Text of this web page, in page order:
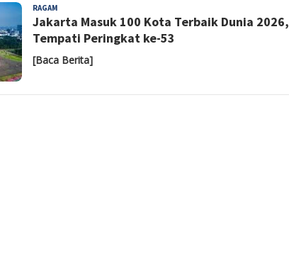
RAGAM
Jakarta Masuk 100 Kota Terbaik Dunia 2026,
Tempati Peringkat ke-53
[Baca Berita]